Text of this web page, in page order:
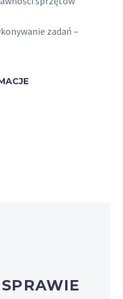
zadań –